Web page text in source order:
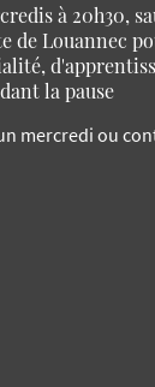
à 20h30,
de Louannec
la pause
mercredi ou